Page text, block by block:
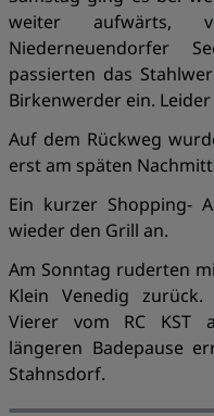
weiter aufwärts,
Niederneuendorfer
passierten das
Birkenwerder ein.
Auf dem Rückweg
erst am späten
Ein kurzer Shopping-
wieder den Grill an.
Am Sonntag ruderten
Klein Venedig
Vierer vom RC KST
längeren Badepause
Stahnsdorf.